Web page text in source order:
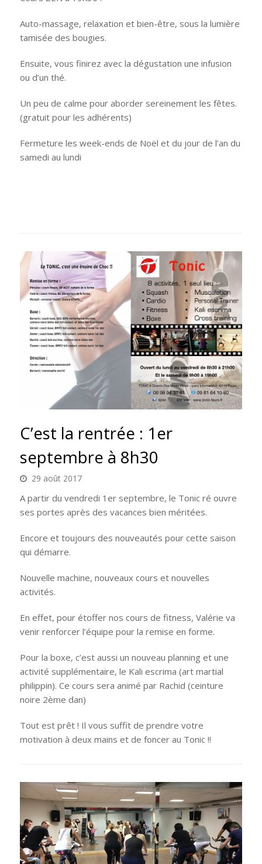
Auto-massage, relaxation et bien-être, sous la lumière
tamisée des bougies.
Ensuite, vous finirez avec la dégustation une infusion
ou d’un thé.
Un peu de calme pour aborder sereinement les fêtes.
(gratuit pour les adhérents)
Fermeture les week-ends de Noël et du jour de l’an du
samedi au lundi
C’est la rentrée : 1er
septembre à 8h30
29 août 2017
A partir du vendredi 1er septembre, le Tonic ré ouvre
ses portes après des vacances bien méritées.
Encore et toujours des nouveautés pour cette saison
qui démarre.
Nouvelle machine, nouveaux cours et nouvelles
activités.
En effet, pour étoffer nos cours de fitness, Valérie va
venir renforcer l’équipe pour la remise en forme.
Pour la boxe, c’est aussi un nouveau planning et une
activité supplémentaire, le Kali escrima (art martial
philippin). Ce cours sera animé par Rachid (ceinture
noire 2ème dan)
Tout est prêt ! Il vous suffit de prendre votre
motivation à deux mains et de foncer au Tonic !!